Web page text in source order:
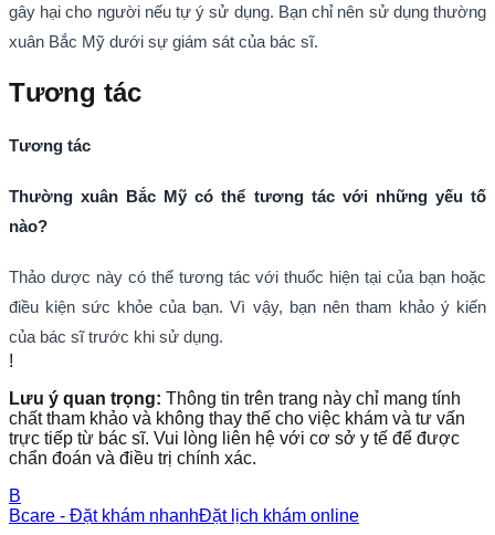
gây hại cho người nếu tự ý sử dụng. Bạn chỉ nên sử dụng thường
xuân Bắc Mỹ dưới sự giám sát của bác sĩ.
Tương tác
Tương tác
Thường xuân Bắc Mỹ có thể tương tác với những yếu tố
nào?
Thảo dược này có thể tương tác với thuốc hiện tại của bạn hoặc
điều kiện sức khỏe của bạn. Vì vậy, bạn nên tham khảo ý kiến
của bác sĩ trước khi sử dụng.
!
Lưu ý quan trọng: Thông tin trên trang này chỉ mang tính
chất tham khảo và không thay thế cho việc khám và tư vấn
trực tiếp từ bác sĩ. Vui lòng liên hệ với cơ sở y tế để được
chẩn đoán và điều trị chính xác.
B
Bcare - Đặt khám nhanhĐặt lịch khám online